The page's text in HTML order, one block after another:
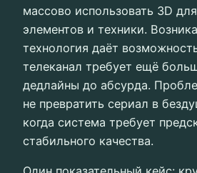
массово использовать 3D
элементов и техники.
технология даёт
телеканал требует ещё
дедлайны до абсурда.
не превратить сериал в
когда система требует
стабильного качества.